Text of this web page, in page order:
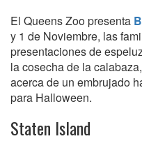
El Queens Zoo presenta
y 1 de Noviembre, las
presentaciones de
la cosecha de la
acerca de un embrujado
para Halloween.
Staten Island